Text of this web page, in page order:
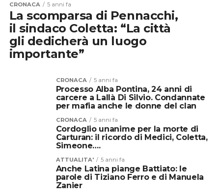
CRONACA 5 anni fa
La scomparsa di Pennacchi,
il sindaco Coletta: “La città
gli dedicherà un luogo
importante”
CRONACA 5 anni fa
Processo Alba Pontina, 24 anni di
carcere a Lallà Di Silvio. Condannate
per mafia anche le donne del clan
CRONACA 5 anni fa
Cordoglio unanime per la morte di
Carturan: il ricordo di Medici, Coletta,
Simeone….
ATTUALITA' 5 anni fa
Anche Latina piange Battiato: le
parole di Tiziano Ferro e di Manuela
Zanier